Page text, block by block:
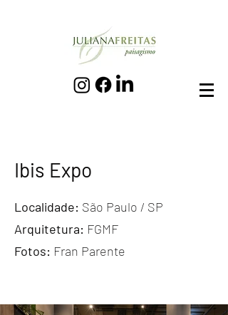
Ibis Expo
Localidade: São Paulo / SP
Arquitetura: FGMF
Fotos: Fran Parente